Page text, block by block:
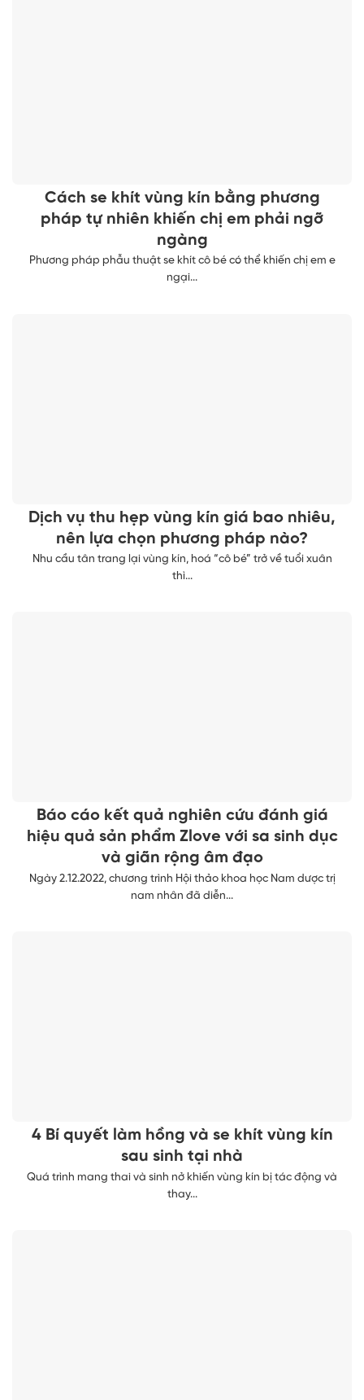
Cách se khít vùng kín bằng phương
pháp tự nhiên khiến chị em phải ngỡ
ngàng
Phương pháp phẫu thuật se khít cô bé có thể khiến chị em e
ngại...
Dịch vụ thu hẹp vùng kín giá bao nhiêu,
nên lựa chọn phương pháp nào?
Nhu cầu tân trang lại vùng kín, hoá “cô bé” trở về tuổi xuân
thì...
Báo cáo kết quả nghiên cứu đánh giá
hiệu quả sản phẩm Zlove với sa sinh dục
và giãn rộng âm đạo
Ngày 2.12.2022, chương trình Hội thảo khoa học Nam dược trị
nam nhân đã diễn...
4 Bí quyết làm hồng và se khít vùng kín
sau sinh tại nhà
Quá trình mang thai và sinh nở khiến vùng kín bị tác động và
thay...